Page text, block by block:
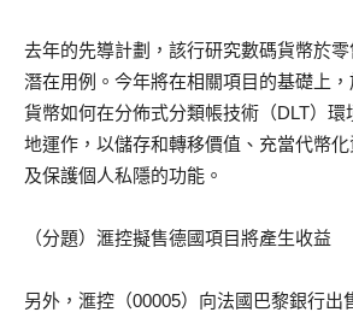
去年的先導計劃，該行研究數碼貨幣於
潛在用例。今年將在相關項目的基礎上
貨幣如何在分佈式分類帳技術（DLT）
地運作，以儲存和轉移價值、充當代幣
及保護個人私隱的功能。
（分題）滙控擬售德國項目將產生收益
另外，滙控（00005）向法國巴黎銀行出